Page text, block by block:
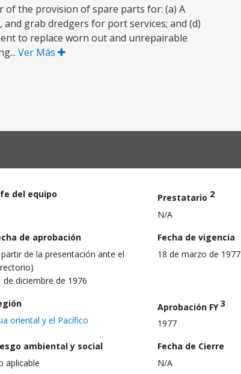
of the provision of spare parts for: (a) A
and grab dredgers for port services; and (d)
to replace worn out and unrepairable
Ver Más
del equipo Prestatario 2
N/A
de aprobación
de la presentación ante el
de diciembre de 1976
Fecha de vigencia
18 de marzo de 1977
oriental y el Pacífico
Aprobación FY3
1977
ambiental y social
aplicable
Fecha de Cierre
N/A